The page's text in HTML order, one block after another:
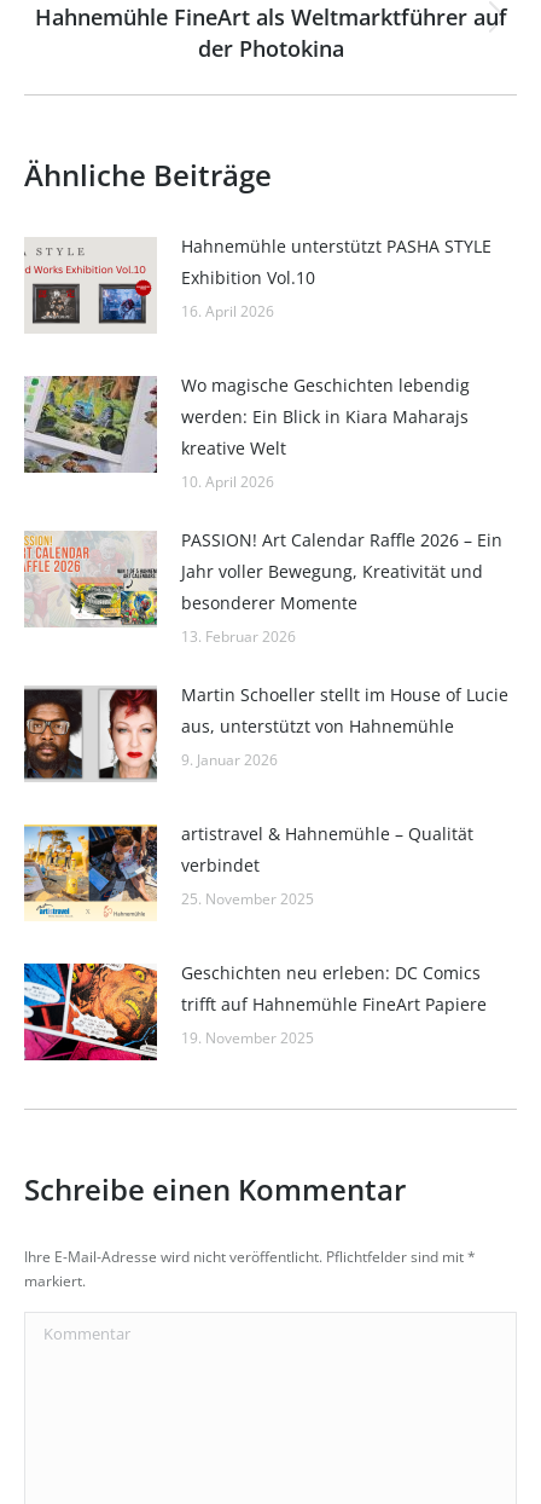
Nächster
Beitrag:
Hahnemühle FineArt als Weltmarktführer auf
der Photokina
Ähnliche Beiträge
Hahnemühle unterstützt PASHA STYLE
Exhibition Vol.10
16. April 2026
Wo magische Geschichten lebendig
werden: Ein Blick in Kiara Maharajs
kreative Welt
10. April 2026
PASSION! Art Calendar Raffle 2026 – Ein
Jahr voller Bewegung, Kreativität und
besonderer Momente
13. Februar 2026
Martin Schoeller stellt im House of Lucie
aus, unterstützt von Hahnemühle
9. Januar 2026
artistravel & Hahnemühle – Qualität
verbindet
25. November 2025
Geschichten neu erleben: DC Comics
trifft auf Hahnemühle FineArt Papiere
19. November 2025
Schreibe einen Kommentar
Ihre E-Mail-Adresse wird nicht veröffentlicht. Pflichtfelder sind mit*
markiert.
Kommentar